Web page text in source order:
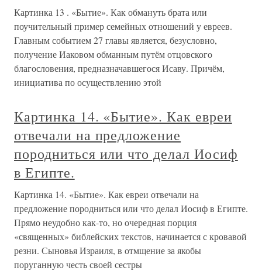
Картинка 13 . «Бытие». Как обмануть брата или
поучительный пример семейных отношений у евреев.
Главным событием 27 главы является, безусловно,
получение Иаковом обманным путём отцовского
благословения, предназначавшегося Исаву. Причём,
инициатива по осуществлению этой
Картинка 14. «Бытие». Как евреи
отвечали на предложение
породниться или что делал Иосиф
в Египте.
Картинка 14. «Бытие». Как евреи отвечали на
предложение породниться или что делал Иосиф в Египте.
Прямо неудобно как-то, но очередная порция
«священных» библейских текстов, начинается с кровавой
резни. Сыновья Израиля, в отмщение за якобы
поруганную честь своей сестры